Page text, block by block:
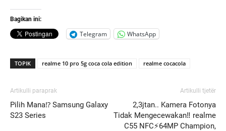
Bagikan ini:
Telegram WhatsApp
TOPIK realme 10 pro 5g coca cola edition realme cocacola
Artikulli paraprak
Pilih Mana⁉️ Samsung Galaxy
S23 Series
Artikulli tjetër
2,3jtan.. Kamera Fotonya
Tidak Mengecewakan‼️ realme
C55 NFC⚡️64MP Champion,